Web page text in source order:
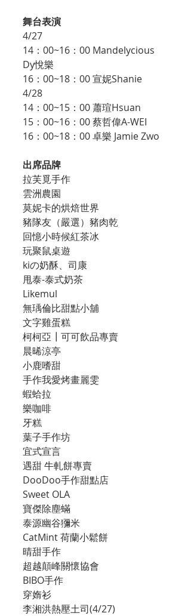
舞台表演
4/27
14：00~16：00 Mandelycious
Dy悅樂
16：00~18：00 宣妮Shanie
4/28
14：00~15：00 蕭瑄Hsuan
15：00~16：00 蔡哲偉A-WEI
16：00~18：00 卓樂 Jamie Zwo
出席品牌
拉芙覓手作
雲洲農園
莫妮卡的烘焙世界
豬隊友（嚴選）豬肉乾
回憶小時候紅茶冰
玩聚鼠桌遊
kiの奶酥、司康
甩泰-泰式奶茶
Likemul
無瑀倫比甜點小舖
文字雞蛋糕
柯柯亞┃可可飲品專賣
晨晞涼亭
小鹿嗜甜
手作我愛烤畫麗雯
蝦蛤拉
樂咖啡
牙糕
葉子手作坊
宜式宣言
遇甜 牛軋餅專賣
DooDoo手作甜點店
Sweet OLA
寶傑除塵蟎
泰源幽谷獼米
CatMint 荷蘭小鬆餅
晴甜手作
超越顛峰關懷協會
BIBO手作
穿媠衫
李湘洪熱壓土司(4/27)